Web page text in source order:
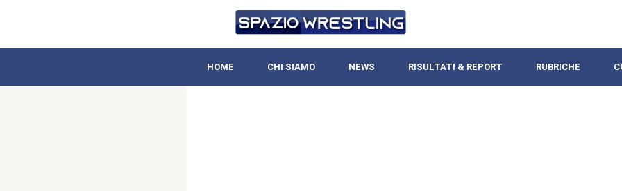
HOME CHI SIAMO NEWS RISULTATI & REPORT RUBRICHE